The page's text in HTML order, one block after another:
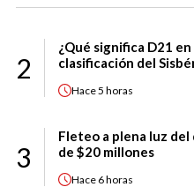
2
¿Qué significa D21
clasificación del
Hace5 horas
3
Fleteo a plena luz
de $20 millones
Hace 6 horas